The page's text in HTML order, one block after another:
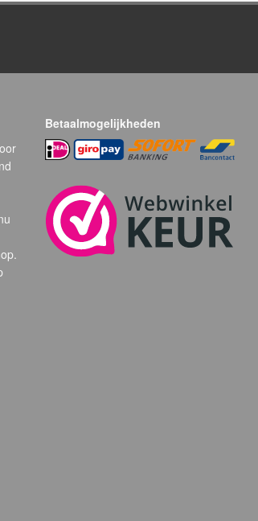
Betaalmogelijkheden